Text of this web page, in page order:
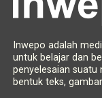
Inwepo adalah
untuk belajar dan
penyelesaian suatu
bentuk teks,